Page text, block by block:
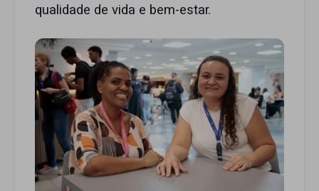
qualidade de vida e bem-estar.